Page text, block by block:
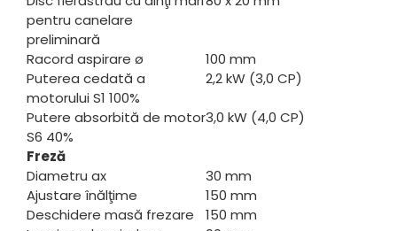
pentru canelare
preliminară
Racord aspirare ø
100 mm
Puterea cedată a
motorului S1 100%
2,2 kW (3,0 CP)
Putere absorbită de motor
S6 40%
3,0 kW (4,0 CP)
Freză
Diametru ax
30 mm
Ajustare înălţime
150 mm
Deschidere masă frezare
150 mm